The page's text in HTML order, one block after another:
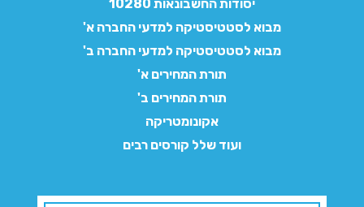
יסודות החשבונאות 10280
מבוא לסטטיסטיקה למדעי החברה א'
מבוא לסטטיסטיקה למדעי החברה ב'
תורת המחירים א'
תורת המחירים ב'
אקונומטריקה
ועוד שלל קורסים רבים